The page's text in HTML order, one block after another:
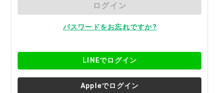
ログイン
パスワードをお忘れですか?
LINEでログイン
Appleでログイン